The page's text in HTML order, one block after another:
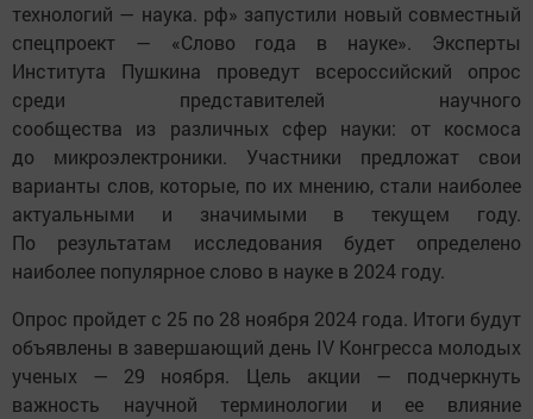
технологий — наука. рф» запустили новый совместный
спецпроект — «Слово года в науке». Эксперты
Института Пушкина проведут всероссийский опрос
среди представителей научного
сообщества из различных сфер науки: от космоса
до микроэлектроники. Участники предложат свои
варианты слов, которые, по их мнению, стали наиболее
актуальными и значимыми в текущем году.
По результатам исследования будет определено
наиболее популярное слово в науке в 2024 году.
Опрос пройдет с 25 по 28 ноября 2024 года. Итоги будут
объявлены в завершающий день IV Конгресса молодых
ученых — 29 ноября. Цель акции — подчеркнуть
важность научной терминологии и ее влияние